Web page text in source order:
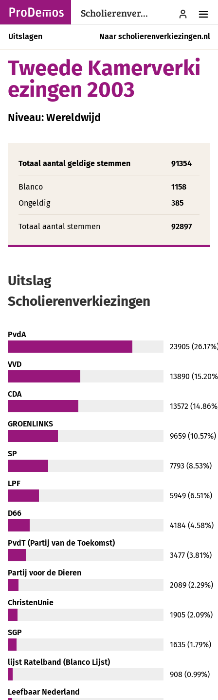
Scholierenverkiezingen menu
Uitslagen Naar scholierenverkiezingen.nl
Tweede Kamerverki
ezingen 2003
Niveau: Wereldwijd
Totaal aantal geldige stemmen 91354
Blanco
1158
Ongeldig
385
Totaal aantal stemmen 92897
Uitslag
Scholierenverkiezingen
PvdA
23905
VVD
13890
CDA
13572
GROENLINKS
9659 (10.57%)
SP
7793 (8.53%)
LPF
5949 (6.51%)
D66
4184 (4.58%)
PvdT (Partij van de Toekomst)
3477 (3.81%)
Partij voor de Dieren
2089 (2.29%)
ChristenUnie
1905 (2.09%)
SGP
1635 (1.79%)
lijst Ratelband (Blanco Lijst)
908 (0.99%)
Leefbaar Nederland